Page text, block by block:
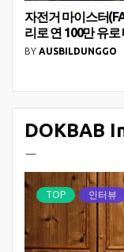
자전거 마이스터
리로 연 100만 유로
BY AUSBILDUNGGO
DOKBAB
ㅡ
TOP 인터뷰